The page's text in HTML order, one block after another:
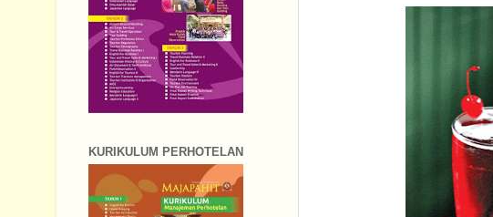
KURIKULUM PERHOTELAN